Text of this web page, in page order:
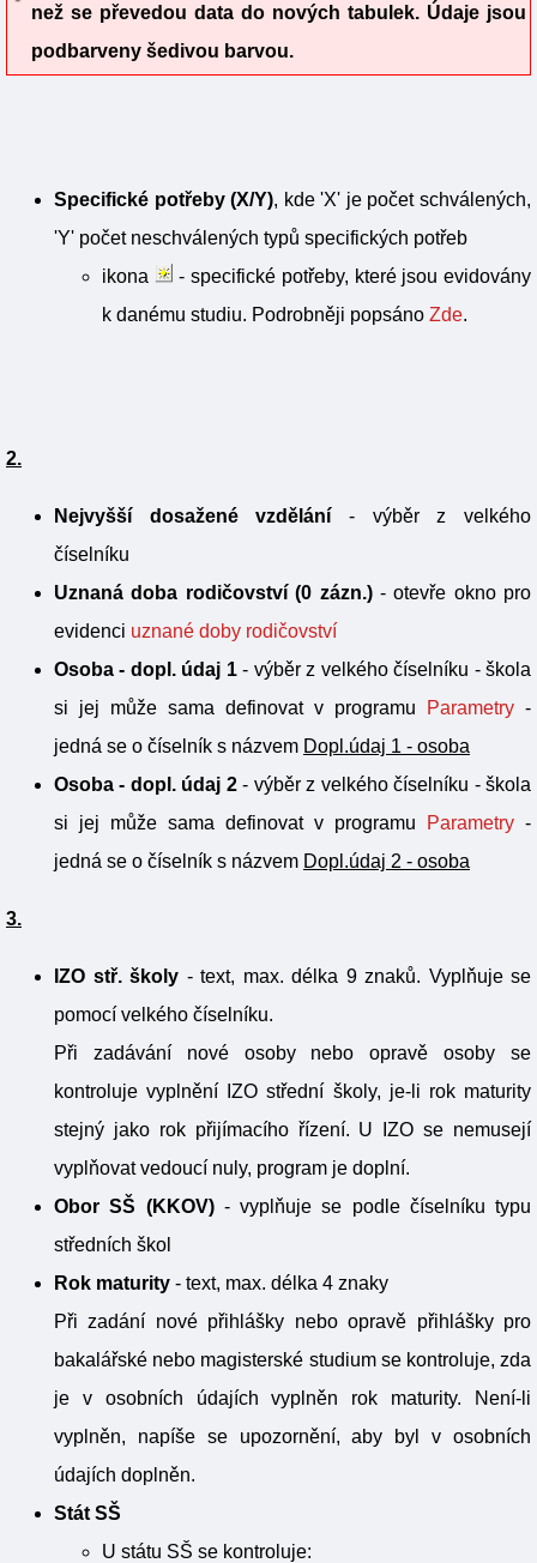
než se převedou data do nových tabulek. Údaje jsou
podbarveny šedivou barvou.
Specifické potřeby (X/Y), kde 'X' je počet schválených,
'Y' počet neschválených typů specifických potřeb
ikona
- specifické potřeby, které jsou evidovány
k danému studiu. Podrobněji popsáno Zde.
2.
Nejvyšší dosažené vzdělání - výběr z velkého
číselníku
Uznaná doba rodičovství (0 zázn.)- otevře okno pro
evidenci uznané doby rodičovství
Osoba - dopl. údaj 1- výběr z velkého číselníku - škola
si jej může sama definovat v programu
Parametry -
jedná se o číselník s názvem Dopl.údaj 1 - osoba
Osoba - dopl. údaj 2- výběr z velkého číselníku - škola
si jej může sama definovat v programu
Parametry -
jedná se o číselník s názvem Dopl.údaj 2 - osoba
3.
IZO stř. školy - text, max. délka 9 znaků. Vyplňuje se
pomocí velkého číselníku.
Při zadávání nové osoby nebo opravě osoby se
kontroluje vyplnění IZO střední školy, je-li rok maturity
stejný jako rok přijímacího řízení. U IZO se nemusejí
vyplňovat vedoucí nuly, program je doplní.
Obor SŠ (KKOV)- vyplňuje se podle číselníku typu
středních škol
Rok maturity - text, max. délka 4 znaky
Při zadání nové přihlášky nebo opravě přihlášky pro
bakalářské nebo magisterské studium se kontroluje, zda
je v osobních údajích vyplněn rok maturity. Není-li
vyplněn, napíše se upozornění, aby byl v osobních
údajích doplněn.
Stát SŠ
U státu SŠ se kontroluje: